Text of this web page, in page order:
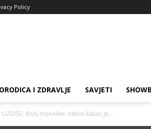
Policy
I ZDRAVLJE SAVJETI
UZDIŠE: Bivši maneken otkrio kakav je...